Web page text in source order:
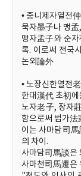
• 중니제자열전
묵자墨子나 맹
맹자孟子와 순
록. 이로써 전국
논외論外
• 노장신한열전
한대漢代 초初
노자老子, 장자
함으로써 법가法
이는 사마담司
의 차이.
사마담司馬談은
사마천司馬遷은